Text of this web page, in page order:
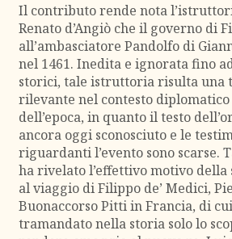
Il contributo rende nota
Renato d’Angiò che il governo di
all’ambasciatore Pandolfo di
nel 1461. Inedita e ignorata fino
storici, tale istruttoria risulta una
rilevante nel contesto
dell’epoca, in quanto il testo
ancora oggi sconosciuto e le
riguardanti l’evento sono scarse.
ha rivelato l’effettivo motivo della
al viaggio di Filippo de’ Medici,
Buonaccorso Pitti in Francia, di
tramandato nella storia solo lo